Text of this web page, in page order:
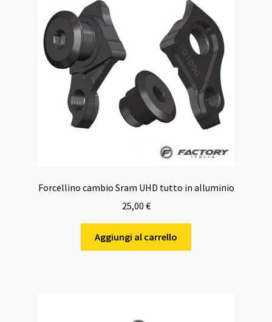
Forcellino cambio Sram UHD tutto in alluminio
25,00 €
Aggiungi al carrello